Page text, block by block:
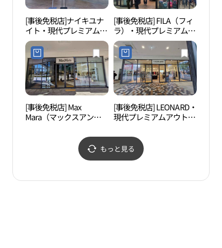
[事後免税店]ナイキユナ
イト・現代プレミアムア
ウトレットキンポ（金
浦）店(나이키유나이트
현대프리미엄아울렛 김
포점)
[事後免税店] FILA（フィ
ラ）・現代プレミアムア
ウトレットキンポ（金
浦）店(휠라 현대프리미
엄아울렛 김포점)
[事後免税店] Max
Mara（マックスアンド
ラ）・現代プレミアムア
ウトレットキンポ（金
浦）店(막스마라 현대프
[事後免税店] LEONARD・
現代プレミアムアウトレ
(레오나드 현대프리미엄
아울렛 김포점)
もっと見る